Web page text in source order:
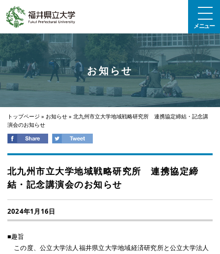
メニュー
お知らせ
トップページ » お知らせ » 北九州市立大学地域戦略研究所 連携協定締結・記念講
演会のお知らせ
北九州市立大学地域戦略研究所 連携協定締
結・記念講演会のお知らせ
2024年1月16日
■趣旨
この度、公⽴⼤学法⼈福井県⽴⼤学地域経済研究所と公⽴⼤学法⼈